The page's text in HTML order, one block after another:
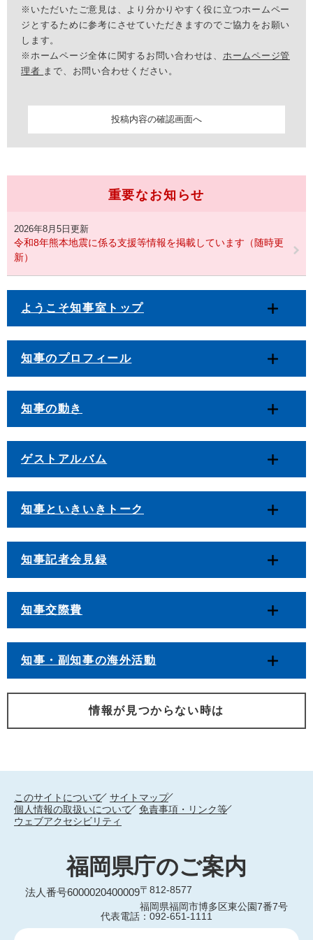
※いただいたご意見は、より分かりやすく役に立つホームペー
ジとするために参考にさせていただきますのでご協力をお願い
します。
※ホームページ全体に関するお問い合わせは、 ホームページ管
理者 まで、お問い合わせください。
重要なお知らせ
2026年8月5日更新
令和8年熊本地震に係る支援等情報を掲載しています（随時更
新）
ようこそ知事室トップ
知事のプロフィール
知事の動き
ゲストアルバム
知事といきいきトーク
知事記者会見録
知事交際費
知事・副知事の海外活動
情報が見つからない時は
このサイトについて
サイトマップ
個人情報の取扱いについて
免責事項・リンク等
ウェブアクセシビリティ
福岡県庁のご案内
法人番号6000020400009〒812-8577
福岡県福岡市博多区東公園7番7号
代表電話：092-651-1111